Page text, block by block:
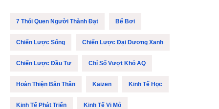
7 Thói Quen Người Thành Đạt Bể Bơi
Chiến Lược Sống Chiến Lược Đại Dương Xanh
Chiến Lược Đầu Tư Chỉ Số Vượt Khó AQ
Hoàn Thiện Bản Thân Kaizen Kinh Tế Học
Kinh Tế Phát Triển Kinh Tế Vi Mô